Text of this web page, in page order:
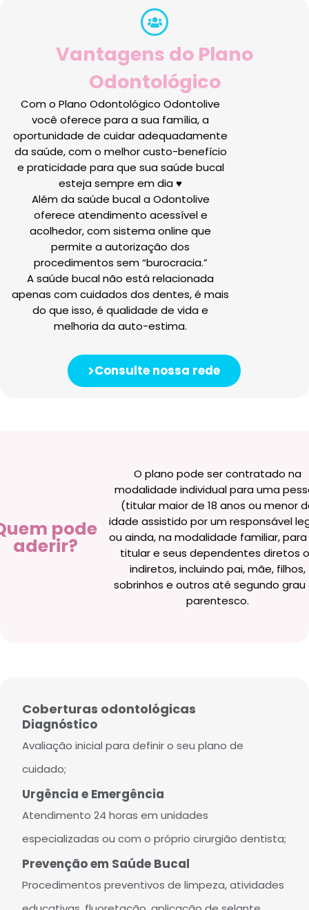
Vantagens do Plano
Odontológico
Com o Plano Odontológico Odontolive
você oferece para a sua família, a
oportunidade de cuidar adequadamente
da saúde, com o melhor custo-benefício
e praticidade para que sua saúde bucal
esteja sempre em dia ♥
Além da saúde bucal a Odontolive
oferece atendimento acessível e
acolhedor, com sistema online que
permite a autorização dos
procedimentos sem “burocracia.”
A saúde bucal não está relacionada
apenas com cuidados dos dentes, é mais
do que isso, é qualidade de vida e
melhoria da auto-estima.
Consulte nossa rede
pode
aderir?
O plano pode ser contratado na
modalidade individual para uma
(titular maior de 18 anos ou menor
idade assistido por um responsável
ou ainda, na modalidade familiar,
titular e seus dependentes diretos
indiretos, incluindo pai, mãe, filhos,
sobrinhos e outros até segundo grau
parentesco.
Coberturas odontológicas
Diagnóstico
Avaliação inicial para definir o seu plano de
cuidado;
Urgência e Emergência
Atendimento 24 horas em unidades
especializadas ou com o próprio cirurgião dentista;
Prevenção em Saúde Bucal
Procedimentos preventivos de limpeza, atividades